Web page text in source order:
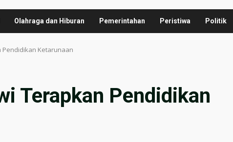
Olahraga dan Hiburan Pemerintahan Peristiwa Politik
Pendidikan Ketarunaan
Terapkan Pendidikan